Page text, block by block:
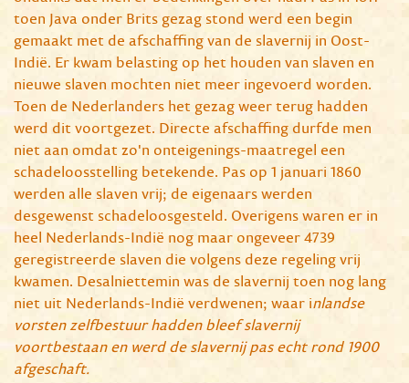
toen Java onder Brits gezag stond werd een begin
gemaakt met de afschaffing van de slavernij in Oost-
Indië. Er kwam belasting op het houden van slaven en
nieuwe slaven mochten niet meer ingevoerd worden.
Toen de Nederlanders het gezag weer terug hadden
werd dit voortgezet. Directe afschaffing durfde men
niet aan omdat zo'n onteigenings-maatregel een
schadeloosstelling betekende. Pas op 1 januari 1860
werden alle slaven vrij; de eigenaars werden
desgewenst schadeloosgesteld. Overigens waren er in
heel Nederlands-Indië nog maar ongeveer 4739
geregistreerde slaven die volgens deze regeling vrij
kwamen. Desalniettemin was de slavernij toen nog lang
niet uit Nederlands-Indië verdwenen; waar inlandse
vorsten zelfbestuur hadden bleef slavernij
voortbestaan en werd de slavernij pas echt rond 1900
afgeschaft.